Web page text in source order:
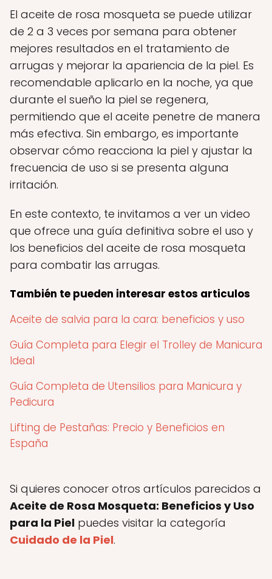
El aceite de rosa mosqueta se puede utilizar
de 2 a 3 veces por semana para obtener
mejores resultados en el tratamiento de
arrugas y mejorar la apariencia de la piel. Es
recomendable aplicarlo en la noche, ya que
durante el sueño la piel se regenera,
permitiendo que el aceite penetre de manera
más efectiva. Sin embargo, es importante
observar cómo reacciona la piel y ajustar la
frecuencia de uso si se presenta alguna
irritación.
En este contexto, te invitamos a ver un video
que ofrece una guía definitiva sobre el uso y
los beneficios del aceite de rosa mosqueta
para combatir las arrugas.
También te pueden interesar estos articulos
Aceite de salvia para la cara: beneficios y uso
Guía Completa para Elegir el Trolley de Manicura
Ideal
Guía Completa de Utensilios para Manicura y
Pedicura
Lifting de Pestañas: Precio y Beneficios en
España
Si quieres conocer otros artículos parecidos a
Aceite de Rosa Mosqueta: Beneficios y Uso
para la Piel puedes visitar la categoría
Cuidado de la Piel.